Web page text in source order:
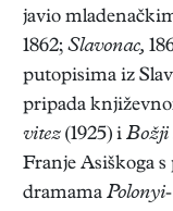
javio
1862; Slavonac,
putopisima iz
pripada
vitez (1925) i Božji
Franje Asiškoga
dramama